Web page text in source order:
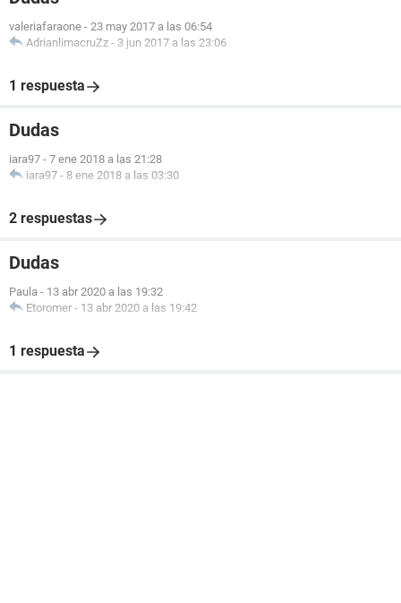
valeriafaraone - 23 may 2017 a las 06:54
AdrianlimacruZz - 3 jun 2017 a las 23:06
1 respuesta
Dudas
iara97 - 7 ene 2018 a las 21:28
iara97 - 8 ene 2018 a las 03:30
2 respuestas
Dudas
Paula - 13 abr 2020 a las 19:32
Etoromer - 13 abr 2020 a las 19:42
1 respuesta